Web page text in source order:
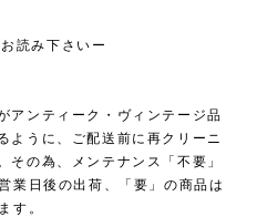
読み下さいー
アンティーク・ヴィンテージ品
ように、ご配送前に再クリーニ
その為、メンテナンス「不要」
業日後の出荷、「要」の商品は
す。